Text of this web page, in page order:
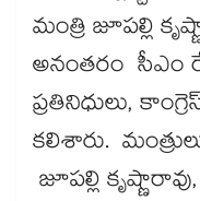
మంత్రి జూపల్లి
అనంతరం సీఎం
ప్రతినిధులు,
కలిశారు.
జూపల్లి